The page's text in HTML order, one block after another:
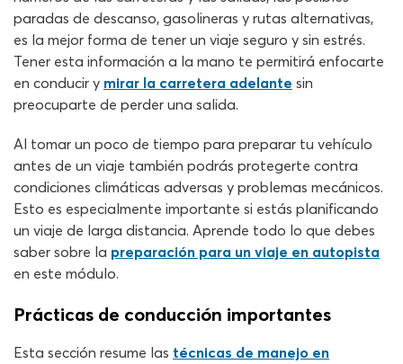
paradas de descanso, gasolineras y rutas alternativas,
es la mejor forma de tener un viaje seguro y sin estrés.
Tener esta información a la mano te permitirá enfocarte
en conducir y mirar la carretera adelante sin
preocuparte de perder una salida.
Al tomar un poco de tiempo para preparar tu vehículo
antes de un viaje también podrás protegerte contra
condiciones climáticas adversas y problemas mecánicos.
Esto es especialmente importante si estás planificando
un viaje de larga distancia. Aprende todo lo que debes
saber sobre la preparación para un viaje en autopista
en este módulo.
Prácticas de conducción importantes
Esta sección resume las técnicas de manejo en